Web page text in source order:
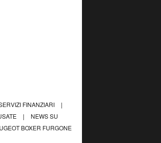
FINANZIARI
|
|
NEWS SU
BOXER FURGONE